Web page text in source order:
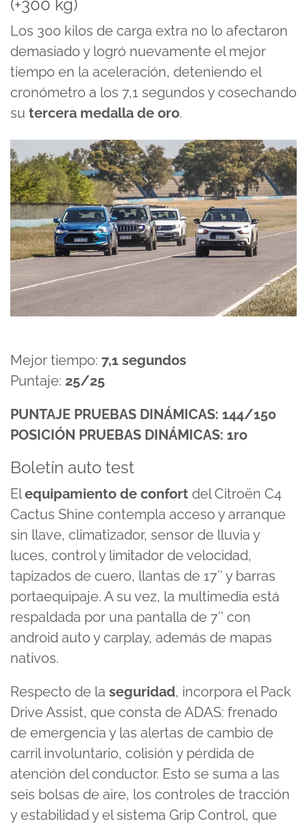
(+300 kg)
Los 300 kilos de carga extra no lo afectaron
demasiado y logró nuevamente el mejor
tiempo en la aceleración, deteniendo el
cronómetro a los 7,1 segundos y cosechando
su tercera medalla de oro.
Mejor tiempo: 7,1 segundos
Puntaje: 25/25
PUNTAJE PRUEBAS DINÁMICAS: 144/150
POSICIÓN PRUEBAS DINÁMICAS: 1ro
Boletín auto test
Elequipamiento de confort del Citroën C4
Cactus Shine contempla acceso y arranque
sin llave, climatizador, sensor de lluvia y
luces, control y limitador de velocidad,
tapizados de cuero, llantas de 17’’ y barras
portaequipaje. A su vez, la multimedia está
respaldada por una pantalla de 7’’ con
android auto y carplay, además de mapas
nativos.
Respecto de la seguridad, incorpora el Pack
Drive Assist, que consta de ADAS: frenado
de emergencia y las alertas de cambio de
carril involuntario, colisión y pérdida de
atención del conductor. Esto se suma a las
seis bolsas de aire, los controles de tracción
y estabilidad y el sistema Grip Control, que